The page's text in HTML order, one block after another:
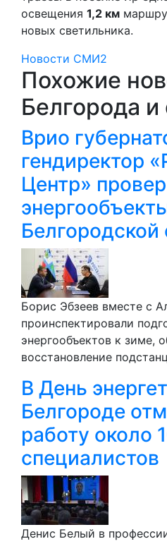
освещения 1,2 км
новых светильника.
Новости СМИ2
Похожие
Белгорода и
Врио
гендиректор
Центр»
Белгородской
Борис Эбзеев вместе с
проинспектировали
энергообъектов к зиме,
восстановление
В День
Белгороде
работу около
специалистов
Денис Белый в